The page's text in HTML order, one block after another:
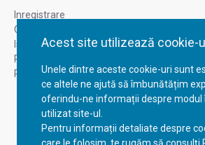
Acest site utilizează cookie-
Unele dintre aceste cookie-uri sunt
ce altele ne ajută să îmbunătățim
oferindu-ne informații despre modul
utilizat site-ul.
Pentru informații detaliate despre
Inregistrare
Contul meu
Istoric comenzi
Recuperare parola
Returnare produs